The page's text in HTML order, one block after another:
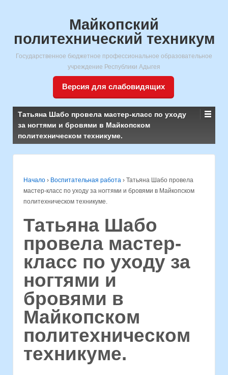
Майкопский
политехнический техникум
Государственное бюджетное профессиональное образовательное
учреждение Республики Адыгея
Версия для слабовидящих
Татьяна Шабо провела мастер-класс по уходу
за ногтями и бровями в Майкопском
политехническом техникуме.
Начало › Воспитательная работа › Татьяна Шабо провела
мастер-класс по уходу за ногтями и бровями в Майкопском
политехническом техникуме.
Татьяна Шабо
провела мастер-
класс по уходу за
ногтями и
бровями в
Майкопском
политехническом
техникуме.